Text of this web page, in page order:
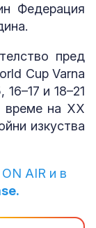
Федерация
пред
Cup Varna
и 18–21
време на XX
изкуства
AIR и в